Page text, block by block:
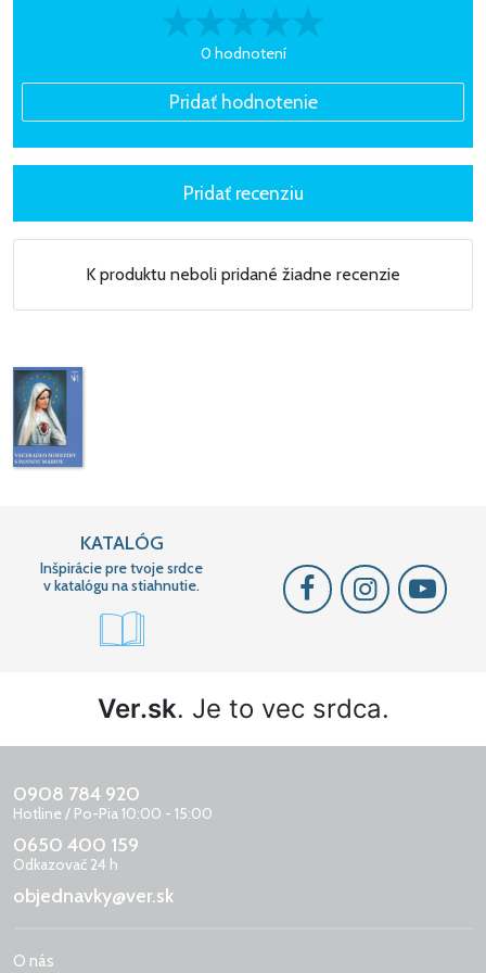
0 hodnotení
K produktu neboli pridané žiadne recenzie
KATALÓG
Inšpirácie pre tvoje srdce
v katalógu na stiahnutie.
Ver.sk. Je to vec srdca.
0908 784 920
Hotline / Po-Pia 10:00 - 15:00
0650 400 159
Odkazovač 24 h
objednavky@ver.sk
O nás